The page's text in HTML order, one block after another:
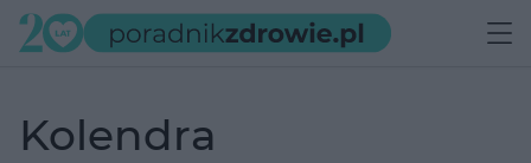
kolendra